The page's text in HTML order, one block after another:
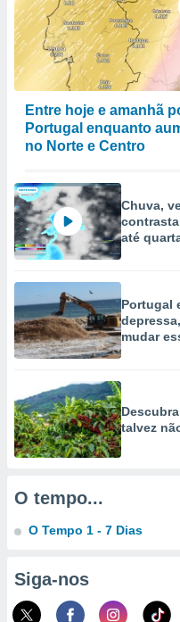
estudos
e
de
1199
Entre hoje e amanhã
Portugal enquanto
no Norte e Centro
Chuva,
até
Portugal
mudar
talvez
O tempo...
O Tempo 1 - 7 Dias
Siga-nos